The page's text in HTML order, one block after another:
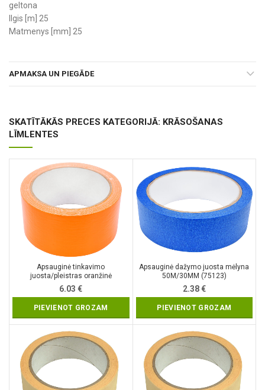
geltona
Ilgis [m] 25
Matmenys [mm] 25
APMAKSA UN PIEGĀDE
SKATĪTĀKĀS PRECES KATEGORIJĀ: KRĀSOŠANAS
LĪMLENTES
Apsauginė tinkavimo
juosta/pleistras oranžinė
50M/48MM (75133)
6.03€
PIEVIENOT GROZAM
Apsauginė dažymo juosta mėlyna
50M/30MM (75123)
2.38€
PIEVIENOT GROZAM